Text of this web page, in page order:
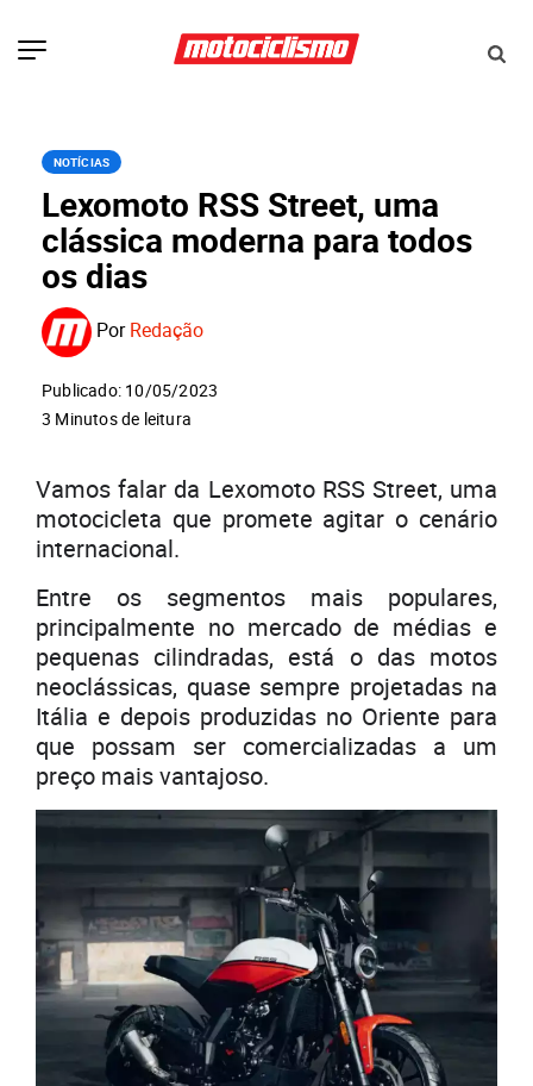
NOTÍCIAS
Lexomoto RSS Street, uma
clássica moderna para todos
os dias
PorRedação
Publicado: 10/05/2023
3 Minutos de leitura
Vamos falar da Lexomoto RSS Street, uma
motocicleta que promete agitar o cenário
internacional.
Entre os segmentos mais populares,
principalmente no mercado de médias e
pequenas cilindradas, está o das motos
neoclássicas, quase sempre projetadas na
Itália e depois produzidas no Oriente para
que possam ser comercializadas a um
preço mais vantajoso.